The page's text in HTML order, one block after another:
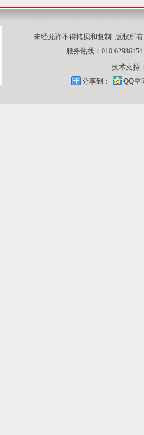
未经允许不得拷贝和复制 版权所
服务热线：010-
技术支持
分享到：
QQ空